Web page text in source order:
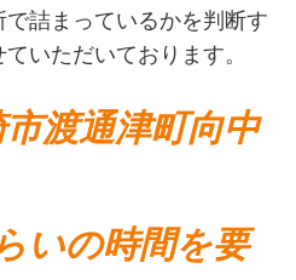
詰まっているかを判断す
いただいております。
渡通津町向中
いの時間を要